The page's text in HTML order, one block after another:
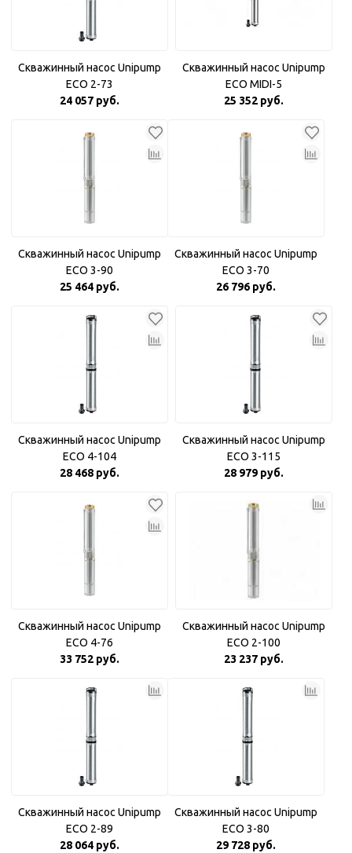
Скважинный насос Unipump
ECO 2-73
24 057 руб.
Скважинный насос Unipump
ECO MIDI-5
25 352 руб.
Скважинный насос Unipump
ECO 3-90
25 464 руб.
Скважинный насос Unipump
ECO 3-70
26 796 руб.
Скважинный насос Unipump
ECO 4-104
28 468 руб.
Скважинный насос Unipump
ECO 3-115
28 979 руб.
Скважинный насос Unipump
ECO 4-76
33 752 руб.
Скважинный насос Unipump
ECO 2-100
23 237 руб.
Скважинный насос Unipump
ECO 2-89
28 064 руб.
Скважинный насос Unipump
ECO 3-80
29 728 руб.